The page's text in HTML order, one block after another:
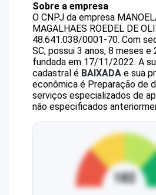
Sobre a empresa
O CNPJ da empresa
MAGALHAES ROEDEL DE
48.641.038/0001-70. Com
SC, possui 3 anos, 8 meses e
fundada em 17/11/2022. A
cadastral é BAIXADA e sua
econômica é Preparação de
serviços especializados de
não especificados